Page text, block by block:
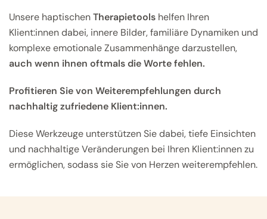
Unsere haptischenTherapietools helfen Ihren
Klient:innen dabei, innere Bilder, familiäre Dynamiken und
komplexe emotionale Zusammenhänge darzustellen,
auch wenn ihnen oftmals die Worte fehlen.
Profitieren Sie von Weiterempfehlungen durch
nachhaltig zufriedene Klient:innen.
Diese Werkzeuge unterstützen Sie dabei, tiefe Einsichten
und nachhaltige Veränderungen bei Ihren Klient:innen zu
ermöglichen, sodass sie Sie von Herzen weiterempfehlen.